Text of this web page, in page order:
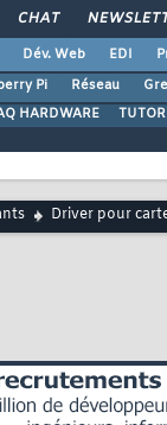
CHAT
Dév. Web EDI
Pi Réseau
HARDWARE
Driver pour